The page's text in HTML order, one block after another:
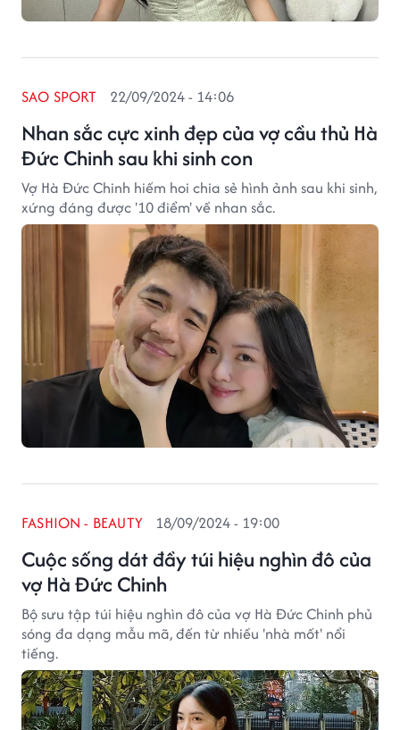
Nhan sắc cực xinh đẹp của vợ cầu thủ Hà
Đức Chinh sau khi sinh con
SAO SPORT 22/09/2024 - 14:06
Vợ Hà Đức Chinh hiếm hoi chia sẻ hình ảnh sau khi sinh,
xứng đáng được '10 điểm' về nhan sắc.
Cuộc sống dát đầy túi hiệu nghìn đô của
vợ Hà Đức Chinh
FASHION - BEAUTY 18/09/2024 - 19:00
Bộ sưu tập túi hiệu nghìn đô của vợ Hà Đức Chinh phủ
sóng đa dạng mẫu mã, đến từ nhiều 'nhà mốt' nổi
tiếng.